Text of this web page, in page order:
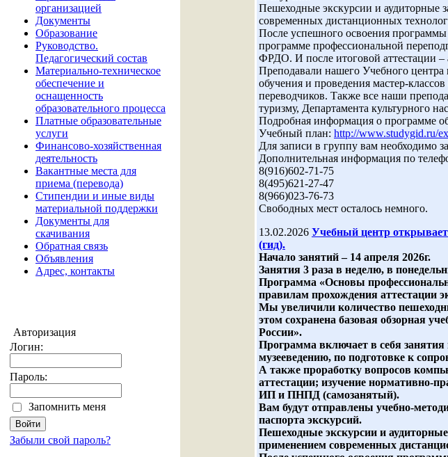
организацией
Документы
Образование
Руководство.
Педагогический состав
Материально-техническое
обеспечение и
оснащенность
образовательного процесса
Платные образовательные
услуги
Финансово-хозяйственная
деятельность
Вакантные места для
приема (перевода)
Стипендии и иные виды
материальной поддержки
Документы для
скачивания
Обратная связь
Объявления
Адрес, контакты
Авторизация
Логин:
Пароль:
Запомнить меня
Забыли свой пароль?
Пешеходные экскурсии и аудиторные
современных дистанционных
После успешного освоения
программе профессиональной
ФРДО. И после итоговой аттестации –
Преподавали нашего Учебного
обучения и проведения мастер-
переводчиков. Также все наши
туризму, Департамента культурного
Подробная информация о программе
Учебный план: http://www.studygid.ru/
Для записи в группу вам необходимо
Дополнительная информация по
8(916)602-71-75
8(495)621-27-47
8(966)023-76-73
Свободных мест осталось немного.
13.02.2026 Учебный центр
(гид).
Начало занятий – 14 апреля 2026г.
Занятия 3 раза в неделю, в
Программа «Основы
правилам прохождения аттестации
Мы увеличили количество
этом сохранена базовая обзорная
России».
Программа включает в себя занятия
музееведению, по подготовке к
А также проработку вопросов
аттестации; изучение нормативно-
ИП и ПНПД (самозанятый).
Вам будут отправлены учебно-
паспорта экскурсий.
Пешеходные экскурсии и
применением современных